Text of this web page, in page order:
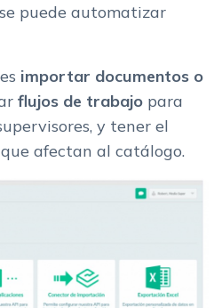
puede automatizar
importar documentos o
flujos de trabajo para
y tener el
que afectan al catálogo.